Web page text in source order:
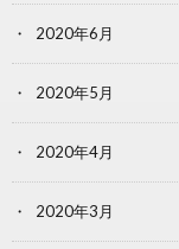
2020年6月
2020年5月
2020年4月
2020年3月